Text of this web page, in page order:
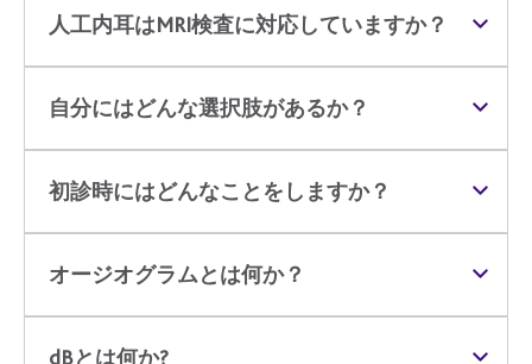
人工内耳はMRI検査に対応していますか？
自分にはどんな選択肢があるか？
初診時にはどんなことをしますか？
オージオグラムとは何か？
dBとは何か?